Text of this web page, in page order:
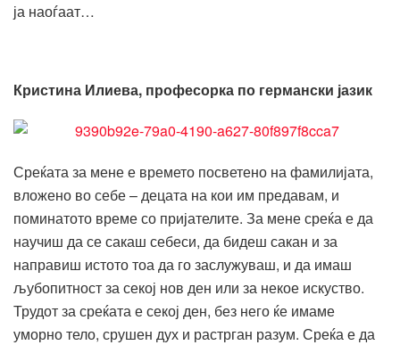
ја наоѓаат…
Кристина Илиева, професорка по германски јазик
Среќата за мене е времето посветено на фамилијата,
вложено во себе – децата на кои им предавам, и
поминатото време со пријателите. За мене среќа е да
научиш да се сакаш себеси, да бидеш сакан и за
направиш истото тоа да го заслужуваш, и да имаш
љубопитност за секој нов ден или за некое искуство.
Трудот за среќата е секој ден, без него ќе имаме
уморно тело, срушен дух и растрган разум. Среќа е да